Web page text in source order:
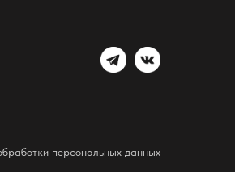
персональных данных